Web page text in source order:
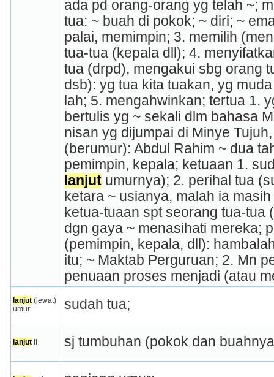
ada pd orang-orang yg telah ~;
tua: ~ buah di pokok; ~ diri; ~
palai, memimpin; 3. memilih
tua-tua (kepala dll); 4.
tua (drpd), mengakui sbg orang
dsb): yg tua kita tuakan, yg
lah; 5. mengahwinkan; tertua 1.
bertulis yg ~ sekali dlm bahasa
nisan yg dijumpai di Minye
(berumur): Abdul Rahim ~ dua
lanjut umurnya); 2. perihal tua
ketara ~ usianya, malah ia
ketua-tuaan spt seorang tua-tua
dgn gaya ~ menasihati mereka;
(pemimpin, kepala, dll):
itu; ~ Maktab Perguruan; 2. Mn
penuaan proses menjadi (atau
lanjut (lewat)
umur
sudah tua;
lanjut II sj tumbuhan (pokok dan